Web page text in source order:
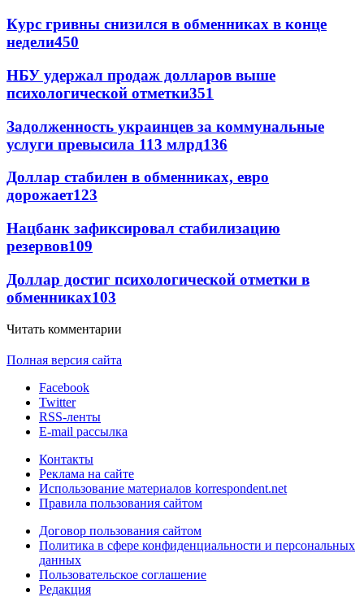
Курс гривны снизился в обменниках в конце
недели450
НБУ удержал продаж долларов выше
психологической отметки351
Задолженность украинцев за коммунальные
услуги превысила 113 млрд136
Доллар стабилен в обменниках, евро
дорожает123
Нацбанк зафиксировал стабилизацию
резервов109
Доллар достиг психологической отметки в
обменниках103
Читать комментарии
Полная версия сайта
Facebook
Twitter
RSS-ленты
E-mail рассылка
Контакты
Реклама на сайте
Использование материалов korrespondent.net
Правила пользования сайтом
Договор пользования сайтом
Политика в сфере конфиденциальности и персональных
данных
Пользовательское соглашение
Редакция